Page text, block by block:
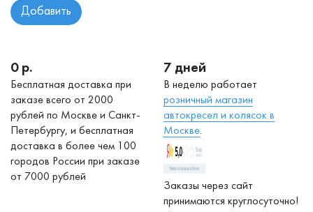
Добавить
0 р.
Бесплатная доставка при
заказе всего от 2000
рублей по Москве и Санкт-
Петербургу, и бесплатная
доставка в более чем 100
городов России при заказе
от 7000 рублей
7 дней
В неделю работает
розничный магазин
автокресел и колясок в
Москве.
Заказы через сайт
принимаются круглосуточно!